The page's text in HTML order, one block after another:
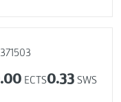
ECTS0.33 SWS